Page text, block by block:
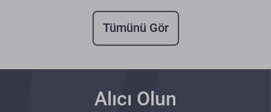
Tümünü Gör
Alıcı Olun